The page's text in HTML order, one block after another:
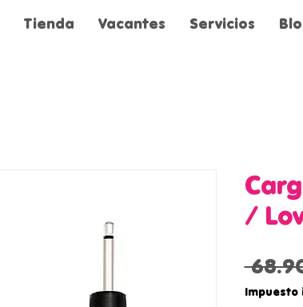
Tienda Vacantes Servicios
/
Impuesto